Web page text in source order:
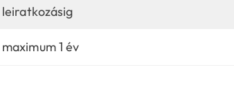
leiratkozásig
maximum 1 év